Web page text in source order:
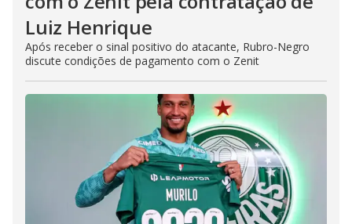
Luiz Henrique
Após receber o sinal positivo do atacante, Rubro-Negro
discute condições de pagamento com o Zenit